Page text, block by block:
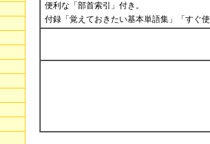
便利な「部首索引」付き。
付録「覚えておきたい基本単語集」「すぐ